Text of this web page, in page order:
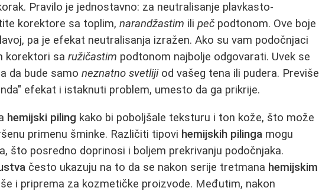
Pravilo je jednostavno: za neutralisanje plavkasto-
korektore sa toplim,narandžastim ilipeč podtonom. Ove boje
pa je efekat neutralisanja izražen. Ako su vam podočnjaci
korektori saružičastim podtonom najbolje odgovarati. Uvek se
da bude samoneznatno svetlijiod vašeg tena ili pudera. Previše
efekat i istaknuti problem, umesto da ga prikrije.
hemijski piling kako bi poboljšale teksturu i ton kože, što može
primenu šminke. Različiti tipovi hemijskih pilinga mogu
što posredno doprinosi i boljem prekrivanju podočnjaka.
često ukazuju na to da se nakon serije tretmana hemijskim
i priprema za kozmetičke proizvode. Međutim, nakon